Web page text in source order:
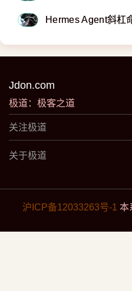
Hermes Agent斜杠
Jdon.com
极道：极客之道
关注极道
关于极道
沪ICP备12033263号-1 本